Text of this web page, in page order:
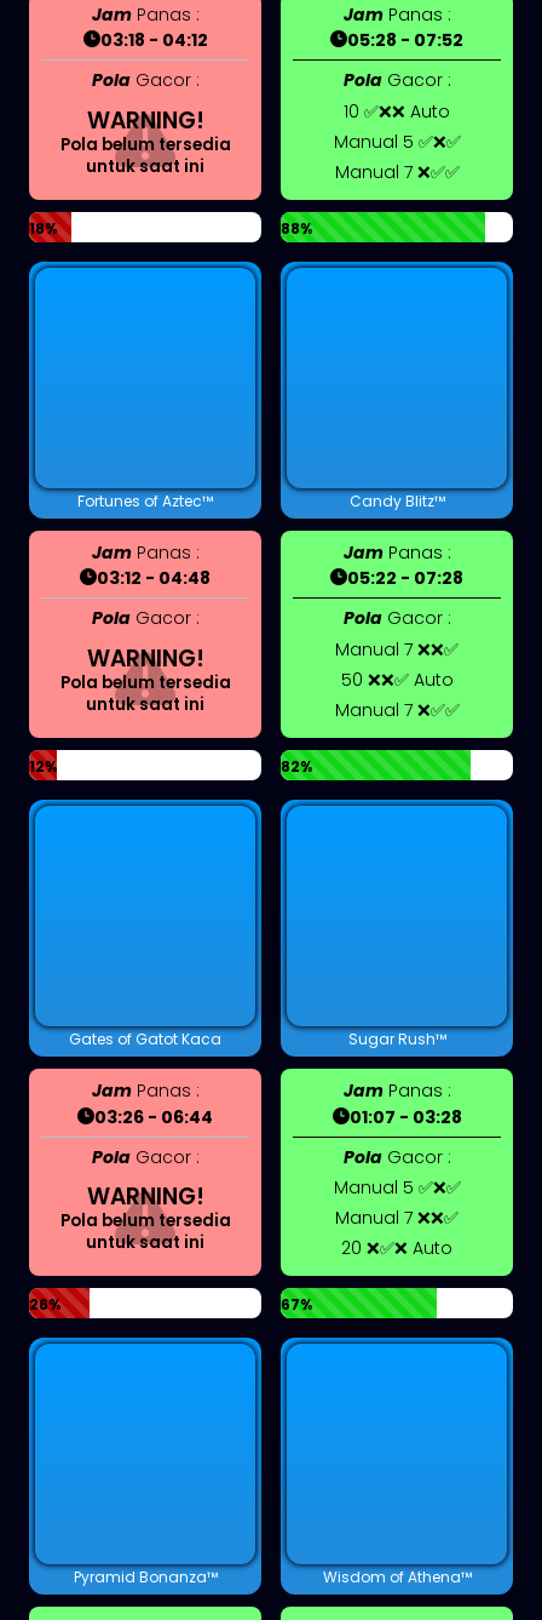
JamPanas :
03:18 - 04:12
PolaGacor :
WARNING!
Pola belum tersedia
untuk saat ini
18%
JamPanas :
05:28 - 07:52
PolaGacor :
10 ✅❌❌ Auto
Manual 5 ✅❌✅
Manual 7 ❌✅✅
88%
Fortunes of Aztec™
JamPanas :
03:12 - 04:48
PolaGacor :
WARNING!
Pola belum tersedia
untuk saat ini
12%
Candy Blitz™
JamPanas :
05:22 - 07:28
PolaGacor :
Manual 7 ❌❌✅
50 ❌❌✅ Auto
Manual 7 ❌✅✅
82%
Gates of Gatot Kaca
JamPanas :
03:26 - 06:44
PolaGacor :
WARNING!
Pola belum tersedia
untuk saat ini
26%
Sugar Rush™
JamPanas :
01:07 - 03:28
PolaGacor :
Manual 5 ✅❌✅
Manual 7 ❌❌✅
20 ❌✅❌ Auto
67%
Pyramid Bonanza™ Wisdom of Athena™